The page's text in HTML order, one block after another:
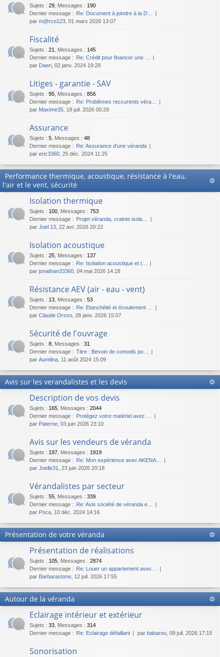
Sujets : 29 Messages : 190
Dernier message : Re: Document à joindre à la D…
par m@rco123 , 01 mars 2026 13:07
Fiscalité
Sujets : 21 Messages : 145
Dernier message : Re: Crédit pour financer une …
par Daeri , 02 janv. 2024 19:28
Litiges - garantie - SAV
Sujets : 95 Messages : 856
Dernier message : Re: Problèmes reccurents véra…
par Maxime35 , 18 juil. 2026 00:29
Assurance
Sujets : 5 Messages : 48
Dernier message : Re: Assurance d'une véranda
par eric3360 , 25 déc. 2024 11:25
Performance thermique, acoustique, résistance à l'eau,
l'air et le vent, sécurité
Isolation thermique
Sujets : 100 Messages : 753
Dernier message : Projet véranda, crainte isola…
par Joel 13 , 22 avr. 2026 20:22
Isolation acoustique
Sujets : 25 Messages : 137
Dernier message : Re: Isolation acoustique et t…
par jonathan33360 , 04 mai 2026 14:18
Résistance AEV (air - eau - vent)
Sujets : 13 Messages : 53
Dernier message : Re: Etanchéité et écoulement …
par Claude Orsso , 28 janv. 2026 15:07
Sécurité de l'ouvrage
Sujets : 8 Messages : 31
Dernier message : Titre : Besoin de conseils po…
par Aurelina , 11 août 2024 15:09
Avis sur les verandalistes et les devis
Description de vos devis
Sujets : 165 Messages : 2044
Dernier message : Protégez votre matériel avec …
par Paterne , 03 juin 2026 23:10
Avis sur les vendeurs de véranda
Sujets : 197 Messages : 1919
Dernier message : Re: Mon expérience avec AKENA…
par Joelle31 , 23 juin 2026 20:18
Vérandalistes par secteur
Sujets : 55 Messages : 339
Dernier message : Re: Avis société de véranda e…
par Poca , 10 déc. 2024 14:16
Présentation de votre véranda
Présentation de réalisations
Sujets : 105 Messages : 2874
Dernier message : Re: Louer un appartement avec…
par Barbarastone , 12 juil. 2026 17:55
Autour de la véranda
Eclairage intérieur et extérieur
Sujets : 33 Messages : 314
Dernier message : Re: Eclairage défaillant par babarou , 09 juil. 2026 17:15
Sonorisation